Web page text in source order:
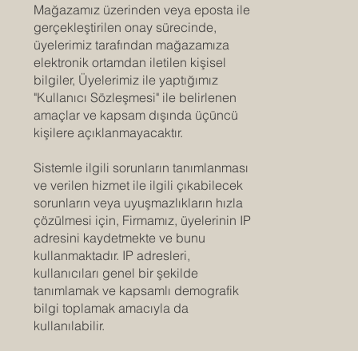
Mağazamız üzerinden veya eposta ile
gerçekleştirilen onay sürecinde,
üyelerimiz tarafından mağazamıza
elektronik ortamdan iletilen kişisel
bilgiler, Üyelerimiz ile yaptığımız
"Kullanıcı Sözleşmesi" ile belirlenen
amaçlar ve kapsam dışında üçüncü
kişilere açıklanmayacaktır.
Sistemle ilgili sorunların tanımlanması
ve verilen hizmet ile ilgili çıkabilecek
sorunların veya uyuşmazlıkların hızla
çözülmesi için, Firmamız, üyelerinin IP
adresini kaydetmekte ve bunu
kullanmaktadır. IP adresleri,
kullanıcıları genel bir şekilde
tanımlamak ve kapsamlı demografik
bilgi toplamak amacıyla da
kullanılabilir.